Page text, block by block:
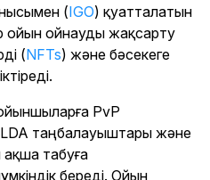
(IGO) қуатталатын
ойын ойнауды жақсарту
(NFTs) және бәсекеге
PvP
таңбалауыштары және
табуға
береді. Ойын